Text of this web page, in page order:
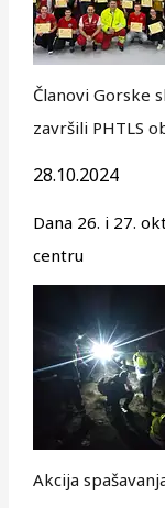
Članovi Gorske
završili PHTLS
28.10.2024
Dana 26. i 27.
centru
Akcija